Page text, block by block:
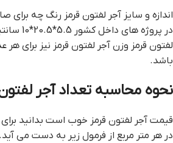
اندازه و سایز آجر لفتون قرمز رنگ چه برای
در پروژه
باشد.
نحوه محاسبه تعداد آجر
قيمت آجر لفتون قرمز خوب است بدانید
در هر متر مربع از فرمول زیر به دست می آید.